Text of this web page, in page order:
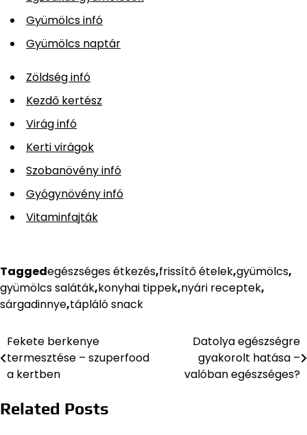
Gyümölcs infó
Gyümölcs naptár
Zöldség infó
Kezdő kertész
Virág infó
Kerti virágok
Szobanövény infó
Gyógynövény infó
Vitaminfajták
Taggedegészséges étkezés,frissítő ételek,gyümölcs,
gyümölcs saláták,konyhai tippek,nyári receptek,
sárgadinnye,tápláló snack
Bejegyzés
navigáció
Fekete berkenye
termesztése – szuperfood
a kertben
Datolya egészségre
gyakorolt hatása –
valóban egészséges?
Related Posts